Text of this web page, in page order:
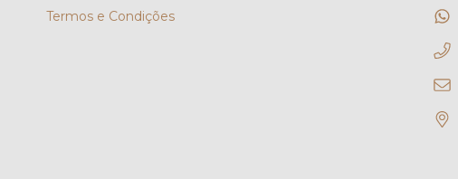
Termos e Condições